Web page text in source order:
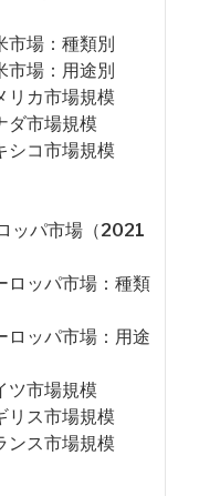
市場：種類別
市場：用途別
リカ市場規模
ダ市場規模
シコ市場規模
ッパ市場（2021
ロッパ市場：種類
ロッパ市場：用途
ツ市場規模
リス市場規模
ンス市場規模